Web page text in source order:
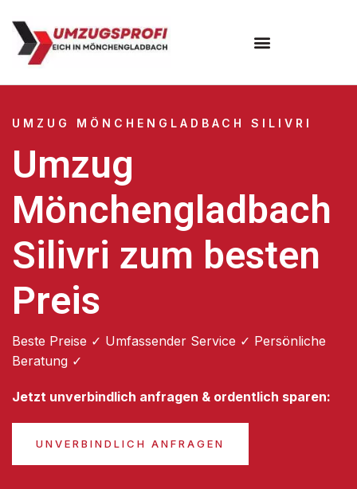
UMZUG MÖNCHENGLADBACH SILIVRI
Umzug
Mönchengladbach
Silivri zum besten
Preis
Beste Preise ✓ Umfassender Service ✓ Persönliche
Beratung ✓
Jetzt unverbindlich anfragen & ordentlich sparen:
UNVERBINDLICH ANFRAGEN